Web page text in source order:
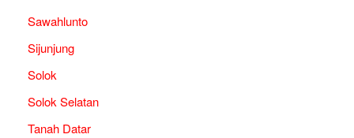
Sawahlunto
Sijunjung
Solok
Solok Selatan
Tanah Datar